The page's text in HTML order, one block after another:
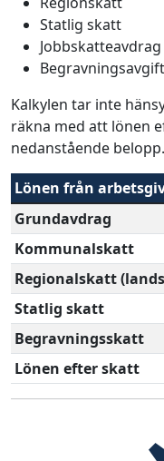
Statlig skatt
Jobbskatteavdrag
Begravningsavgift
Kalkylen tar inte
räkna med att lönen
nedanstående belopp.
Lönen från
Grundavdrag
Kommunalskatt
Regionalskatt
Statlig skatt
Begravningsskatt
Lönen efter skatt